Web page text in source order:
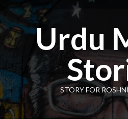
to
content
Urdu
STORY FOR